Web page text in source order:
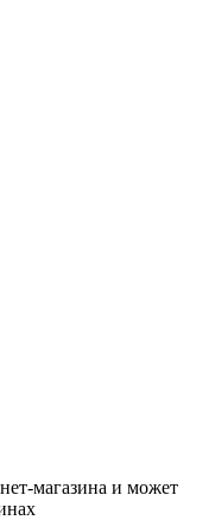
магазина и может